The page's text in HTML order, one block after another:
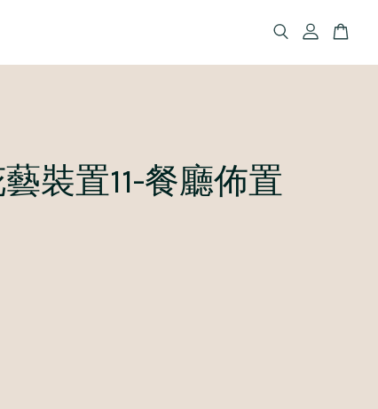
裝置11-餐廳佈置